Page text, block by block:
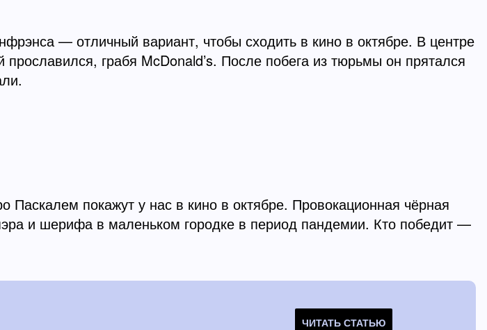
— отличный вариант, чтобы сходить в кино в октябре. В центре
грабя McDonald’s. После побега из тюрьмы он прятался
покажут у нас в кино в октябре. Провокационная чёрная
и шерифа в маленьком городке в период пандемии. Кто победит —
ЧИТАТЬ СТАТЬЮ